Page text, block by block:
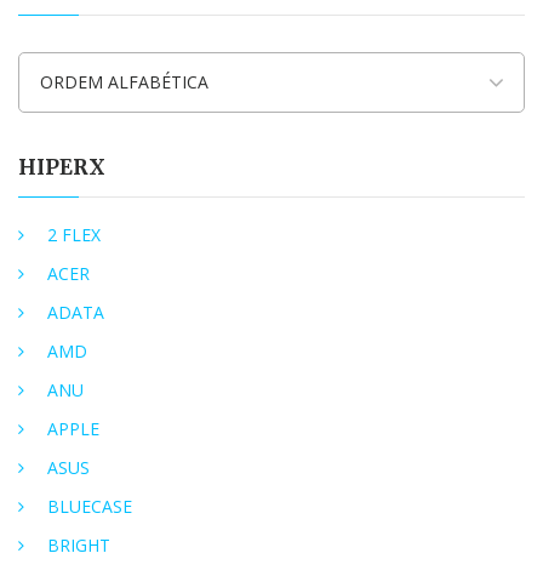
ORDEM ALFABÉTICA
HIPERX
2 FLEX
ACER
ADATA
AMD
ANU
APPLE
ASUS
BLUECASE
BRIGHT